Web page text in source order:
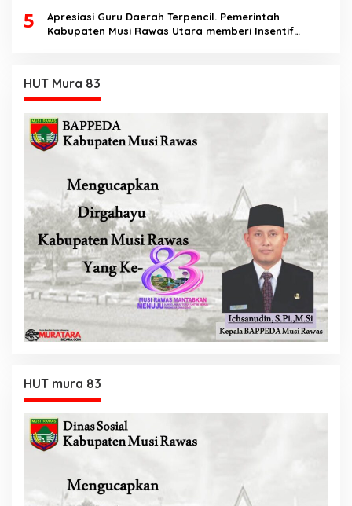
5
Apresiasi Guru Daerah Terpencil. Pemerintah
Kabupaten Musi Rawas Utara memberi Insentif
HUT Mura 83
HUT mura 83